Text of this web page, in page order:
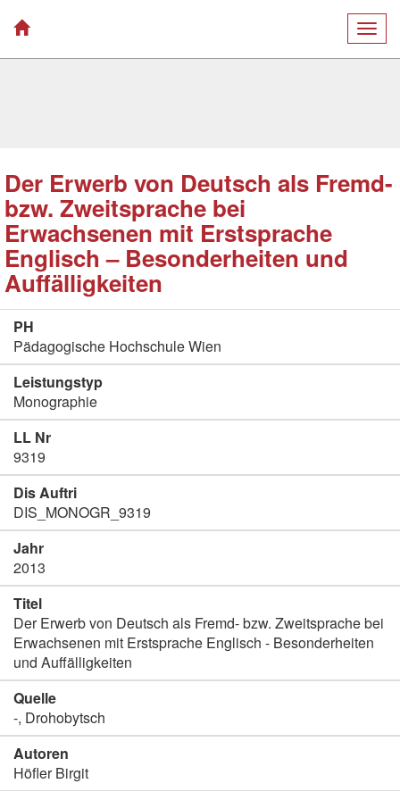
Der Erwerb von Deutsch als Fremd-
bzw. Zweitsprache bei
Erwachsenen mit Erstsprache
Englisch – Besonderheiten und
Auffälligkeiten
PH
Pädagogische Hochschule Wien
Leistungstyp
Monographie
LL Nr
9319
Dis Auftri
DIS_MONOGR_9319
Jahr
2013
Titel
Der Erwerb von Deutsch als Fremd- bzw. Zweitsprache bei
Erwachsenen mit Erstsprache Englisch - Besonderheiten
und Auffälligkeiten
Quelle
-, Drohobytsch
Autoren
Höfler Birgit